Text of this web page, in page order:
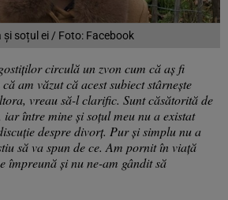
și soțul ei / Foto: Facebook
circulă un zvon cum că aș fi
am văzut că acest subiect stârnește
vreau să-l clarific. Sunt căsătorită de
între mine și soțul meu nu a existat
despre divorț. Pur și simplu nu a
să va spun de ce. Am pornit în viață
împreună și nu ne-am gândit să